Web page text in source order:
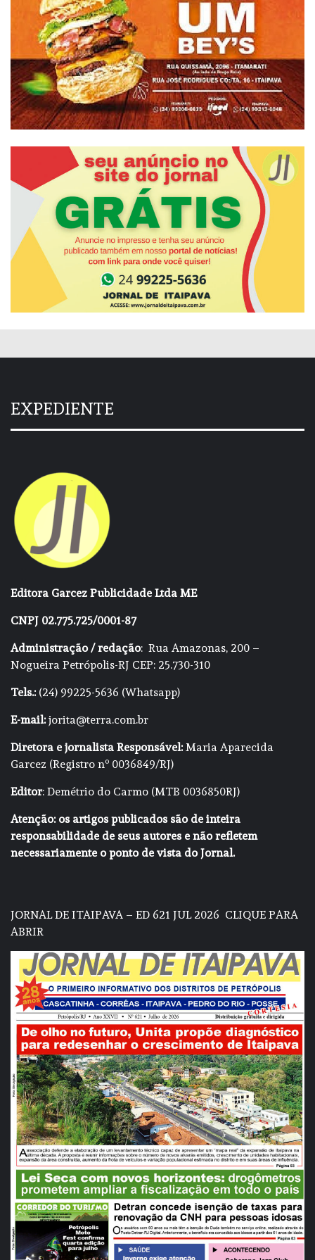
EXPEDIENTE
Editora Garcez Publicidade Ltda ME
CNPJ 02.775.725/0001-87
Administração / redação: Rua Amazonas, 200 –
Nogueira Petrópolis-RJ CEP: 25.730-310
Tels.:(24) 99225-5636 (Whatsapp)
E-mail:jorita@terra.com.br
Diretora e jornalista Responsável:Maria Aparecida
Garcez (Registro nº 0036849/RJ)
Editor: Demétrio do Carmo (MTB 0036850RJ)
Atenção: os artigos publicados são de inteira
responsabilidade de seus autores e não refletem
necessariamente o ponto de vista do Jornal.
JORNAL DE ITAIPAVA – ED 621 JUL 2026 CLIQUE PARA
ABRIR